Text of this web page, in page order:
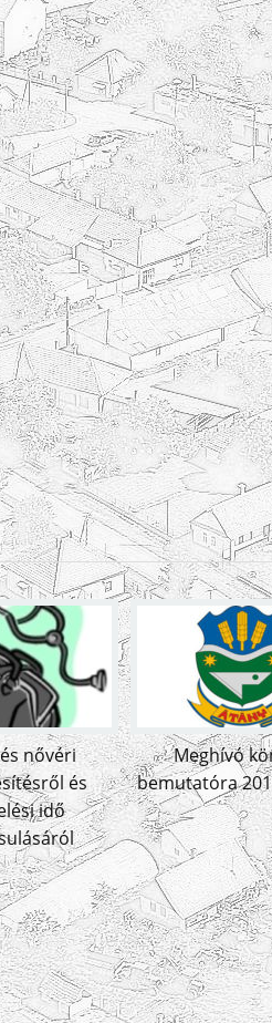
nővéri
és
idő
Meghívó
bemutatóra